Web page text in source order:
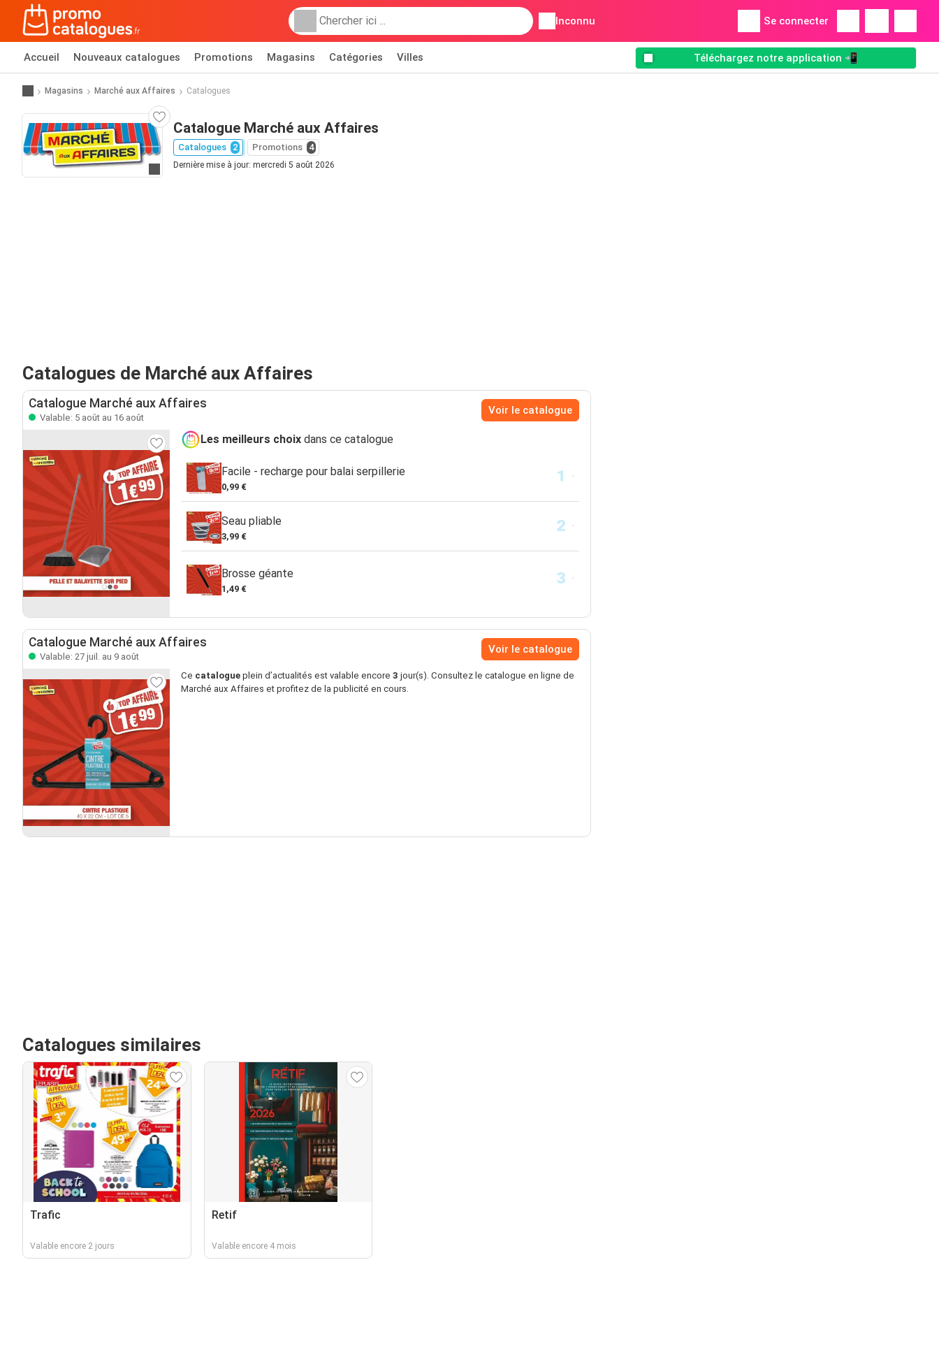
Inconnu Se connecter
Accueil Nouveaux catalogues Promotions Magasins Catégories Villes Téléchargez notre application 📲
Magasins Marché aux Affaires Catalogues
Allez au site web
Catalogue Marché aux Affaires
Catalogues 2 Promotions 4
Dernière mise à jour: mercredi 5 août 2026
Catalogues de Marché aux Affaires
Catalogue Marché aux Affaires
Valable: 5 août au 16 août
Voir le catalogue
Les meilleurs choix dans ce catalogue
Facile - recharge pour balai serpillerie
0,99 €
Seau pliable
3,99 €
Brosse géante
1,49 €
Catalogue Marché aux Affaires
Valable: 27 juil. au 9 août
Voir le catalogue
Ce catalogue plein d’actualités est valable encore 3 jour(s). Consultez le catalogue en ligne de
Marché aux Affaires et profitez de la publicité en cours.
Catalogues similaires
Trafic
Valable encore 2 jours
Retif
Valable encore 4 mois